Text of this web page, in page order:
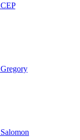
CEP
Gregory
Salomon